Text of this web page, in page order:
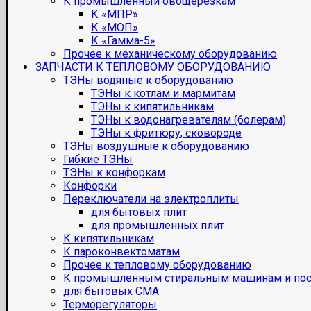
К «МПР»
К «МОП»
К «Гамма-5»
Прочее к механическому оборудованию
ЗАПЧАСТИ К ТЕПЛОВОМУ ОБОРУДОВАНИЮ
ТЭНы водяные к оборудованию
ТЭНы к котлам и мармитам
ТЭНы к кипятильникам
ТЭНы к водонагревателям (болерам)
ТЭНы к фритюру, сковороде
ТЭНы воздушные к оборудованию
Гибкие ТЭНы
ТЭНы к конфоркам
Конфорки
Переключатели на электроплиты
для бытовых плит
для промышленных плит
К кипятильникам
К пароконвектоматам
Прочее к тепловому оборудованию
К промышленным стиральным машинам и
для бытовых СМА
Терморегуляторы